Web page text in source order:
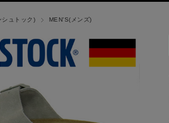
ュトック) MEN'S(メンズ)